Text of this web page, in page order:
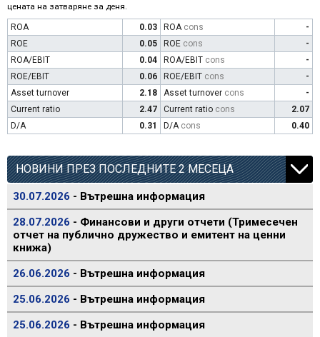
цената на затваряне за деня.
ROA 0.03 ROA cons
-
ROE
0.05 ROE cons
-
ROA/EBIT
0.04 ROA/EBIT cons
-
ROE/EBIT
0.06 ROE/EBIT cons
-
Asset turnover
2.18 Asset turnover cons
-
Current ratio
2.47 Current ratio cons
2.07
D/A
0.31 D/A cons 0.40
НОВИНИ ПРЕЗ ПОСЛЕДНИТЕ 2 МЕСЕЦА
30.07.2026 - Вътрешна информация
28.07.2026 - Финансови и други отчети (Тримесечен
отчет на публично дружество и емитент на ценни
книжа)
26.06.2026 - Вътрешна информация
25.06.2026 - Вътрешна информация
25.06.2026 - Вътрешна информация